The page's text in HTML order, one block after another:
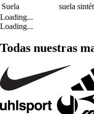
Suela
suela
Loading...
Loading...
Todas nuestras